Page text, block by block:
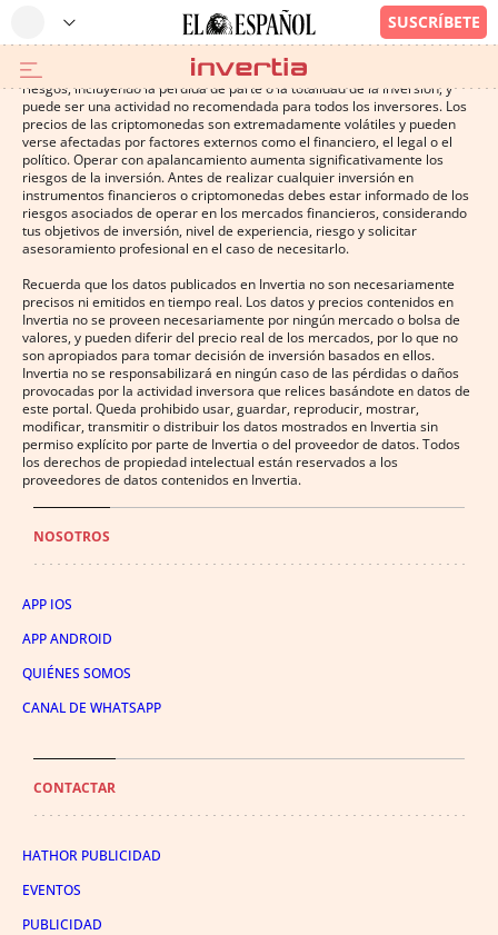
Operar con instrumentos financieros o criptomonedas conlleva altos
riesgos, incluyendo la pérdida de parte o la totalidad de la inversión, y
puede ser una actividad no recomendada para todos los inversores. Los
precios de las criptomonedas son extremadamente volátiles y pueden
verse afectadas por factores externos como el financiero, el legal o el
político. Operar con apalancamiento aumenta significativamente los
riesgos de la inversión. Antes de realizar cualquier inversión en
instrumentos financieros o criptomonedas debes estar informado de los
riesgos asociados de operar en los mercados financieros, considerando
tus objetivos de inversión, nivel de experiencia, riesgo y solicitar
asesoramiento profesional en el caso de necesitarlo.
Recuerda que los datos publicados en Invertia no son necesariamente
precisos ni emitidos en tiempo real. Los datos y precios contenidos en
Invertia no se proveen necesariamente por ningún mercado o bolsa de
valores, y pueden diferir del precio real de los mercados, por lo que no
son apropiados para tomar decisión de inversión basados en ellos.
Invertia no se responsabilizará en ningún caso de las pérdidas o daños
provocadas por la actividad inversora que relices basándote en datos de
este portal. Queda prohibido usar, guardar, reproducir, mostrar,
modificar, transmitir o distribuir los datos mostrados en Invertia sin
permiso explícito por parte de Invertia o del proveedor de datos. Todos
los derechos de propiedad intelectual están reservados a los
proveedores de datos contenidos en Invertia.
NOSOTROS
APP IOS
APP ANDROID
QUIÉNES SOMOS
CANAL DE WHATSAPP
CONTACTAR
HATHOR PUBLICIDAD
EVENTOS
PUBLICIDAD